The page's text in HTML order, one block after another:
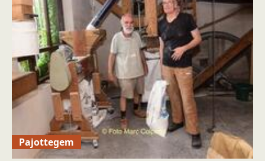
Pajottegem